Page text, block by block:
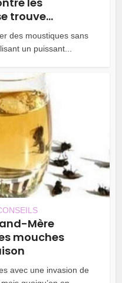
trouve...
des moustiques sans
un puissant...
Mère
mouches
avec une invasion de